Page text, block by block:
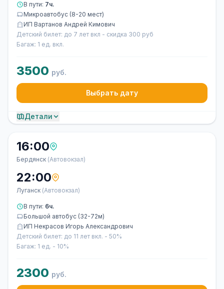
В пути: 7ч.
Микроавтобус (8-20 мест)
ИП Вартанов Андрей Кимович
Детский билет: до 7 лет вкл - скидка 300 руб
Багаж: 1 ед. вкл.
3500 руб.
Выбрать дату
Детали
16:00
Бердянск (Автовокзал)
22:00
Луганск (Автовокзал)
В пути: 6ч.
Большой автобус (32-72м)
ИП Некрасов Игорь Александрович
Детский билет: до 11 лет вкл. - 50%
Багаж: 1 ед. - 10%
2300 руб.